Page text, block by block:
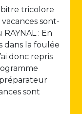
tricolore
sont-
: En
dans la foulée
donc repris
sont